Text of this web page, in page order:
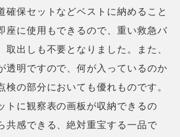
確保セットなどベストに納めること
座に使用もできるので、重い救急バ
取出しも不要となりました。また、
透明ですので、何が入っているのか
検の部分においても優れものです。
トに観察表の画板が収納できるの
共感できる、絶対重宝する一品で